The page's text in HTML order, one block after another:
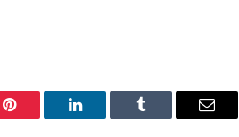
Pinterest LinkedIn Tumblr Email